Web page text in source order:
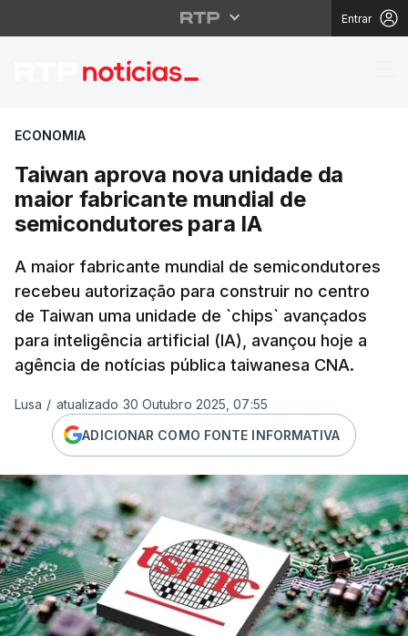
Entrar
Taiwan aprova nova
ECONOMIA
Taiwan aprova nova unidade da
maior fabricante mundial de
semicondutores para IA
A maior fabricante mundial de semicondutores
recebeu autorização para construir no centro
de Taiwan uma unidade de `chips` avançados
para inteligência artificial (IA), avançou hoje a
agência de notícias pública taiwanesa CNA.
Lusa / atualizado 30 Outubro 2025, 07:55
ADICIONAR COMO FONTE INFORMATIVA